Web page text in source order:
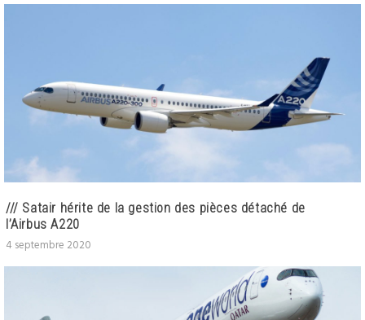
/// Satair hérite de la gestion des pièces détaché de
l’Airbus A220
4 septembre 2020